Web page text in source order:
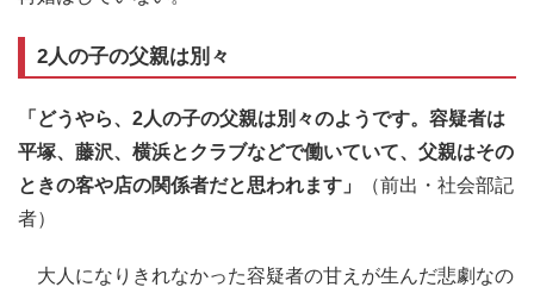
2人の子の父親は別々
「どうやら、2人の子の父親は別々のようです。容疑者は
平塚、藤沢、横浜とクラブなどで働いていて、父親はその
ときの客や店の関係者だと思われます」
（前出・社会部記
者）
大人になりきれなかった容疑者の甘えが生んだ悲劇なの